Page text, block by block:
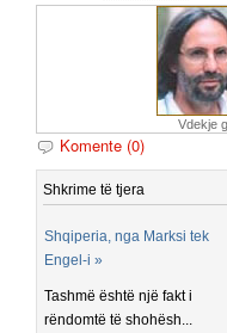
Vdekje
Komente (0)
Shkrime të tjera
Shqiperia, nga Marksi tek
Engel-i »
Tashmë është një fakt i
rëndomtë të shohësh...